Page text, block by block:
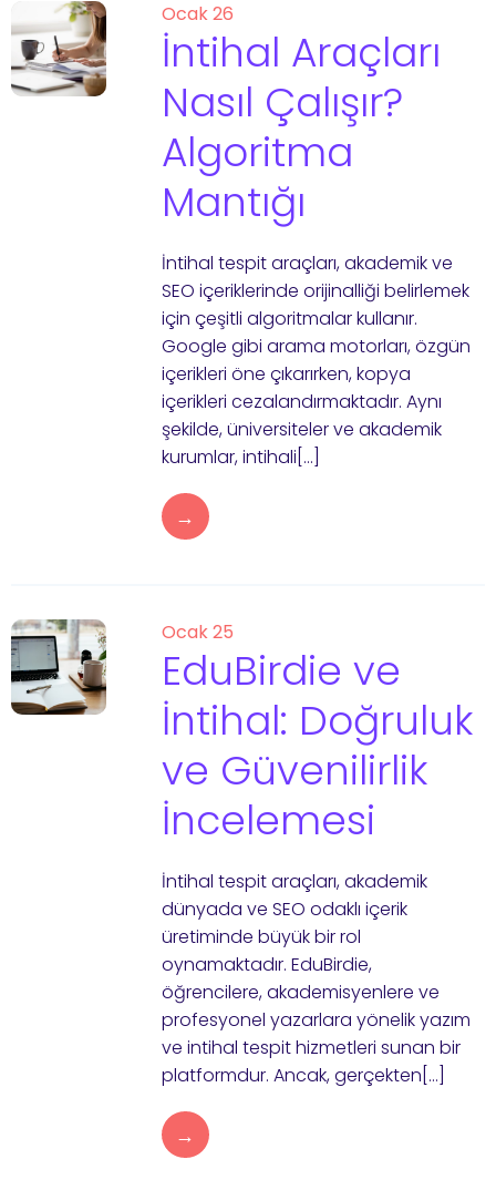
Ocak 26
İntihal Araçları
Nasıl Çalışır?
Algoritma
Mantığı
İntihal tespit araçları, akademik ve
SEO içeriklerinde orijinalliği belirlemek
için çeşitli algoritmalar kullanır.
Google gibi arama motorları, özgün
içerikleri öne çıkarırken, kopya
içerikleri cezalandırmaktadır. Aynı
şekilde, üniversiteler ve akademik
kurumlar, intihali[…]
→
Ocak 25
EduBirdie ve
İntihal: Doğruluk
ve Güvenilirlik
İncelemesi
İntihal tespit araçları, akademik
dünyada ve SEO odaklı içerik
üretiminde büyük bir rol
oynamaktadır. EduBirdie,
öğrencilere, akademisyenlere ve
profesyonel yazarlara yönelik yazım
ve intihal tespit hizmetleri sunan bir
platformdur. Ancak, gerçekten[…]
→